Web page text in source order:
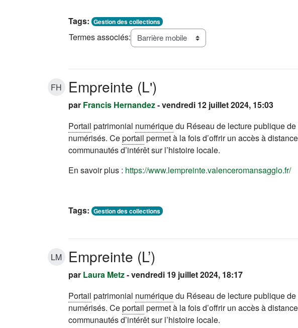
Tags: Gestion des collections
Termes associés:
FH Empreinte (L')
par Francis Hernandez- vendredi 12 juillet 2024, 15:03
Portail patrimonial numériquedu Réseau de lecture publique de
numérisés. Ceportail permet à la fois d’offrir un accès à
communautés d’intérêt sur l’histoire locale.
En savoir plus : https://www.lempreinte.valenceromansagglo.fr/
Tags: Gestion des collections
LM Empreinte (L’)
par Laura Metz- vendredi 19 juillet 2024, 18:17
Portail patrimonial numériquedu Réseau de lecture publique de
numérisés. Ceportail permet à la fois d’offrir un accès à
communautés d’intérêt sur l’histoire locale.